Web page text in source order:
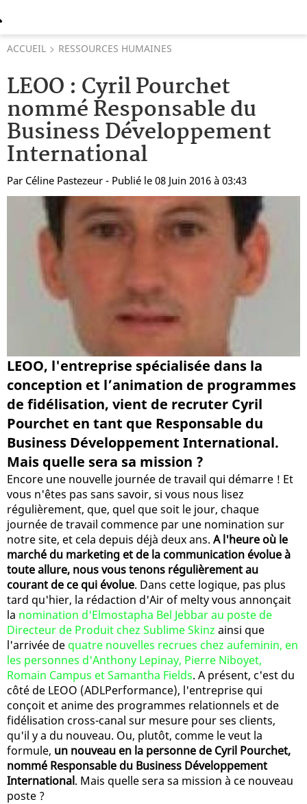
ACCUEIL RESSOURCES HUMAINES
LEOO : Cyril Pourchet
nommé Responsable du
Business Développement
International
Par Céline Pastezeur - Publié le 08 Juin 2016 à 03:43
LEOO, l'entreprise spécialisée dans la
conception et l’animation de programmes
de fidélisation, vient de recruter Cyril
Pourchet en tant que Responsable du
Business Développement International.
Mais quelle sera sa mission ?
Encore une nouvelle journée de travail qui démarre ! Et
vous n'êtes pas sans savoir, si vous nous lisez
régulièrement, que, quel que soit le jour, chaque
journée de travail commence par une nomination sur
notre site, et cela depuis déjà deux ans. A l'heure où le
marché du marketing et de la communication évolue à
toute allure, nous vous tenons régulièrement au
courant de ce qui évolue. Dans cette logique, pas plus
tard qu'hier, la rédaction d'Air of melty vous annonçait
la nomination d'Elmostapha Bel Jebbar au poste de
Directeur de Produit chez Sublime Skinz ainsi que
l'arrivée de quatre nouvelles recrues chez aufeminin, en
les personnes d'Anthony Lepinay, Pierre Niboyet,
Romain Campus et Samantha Fields. A présent, c'est du
côté de LEOO (ADLPerformance), l'entreprise qui
conçoit et anime des programmes relationnels et de
fidélisation cross-canal sur mesure pour ses clients,
qu'il y a du nouveau. Ou, plutôt, comme le veut la
formule, un nouveau en la personne de Cyril Pourchet,
nommé Responsable du Business Développement
International. Mais quelle sera sa mission à ce nouveau
poste ?